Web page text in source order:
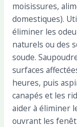
moisissures,
domestiques).
éliminer les
naturels ou des
soude.
surfaces
heures, puis
canapés et les
aider à éliminer
ouvrant les